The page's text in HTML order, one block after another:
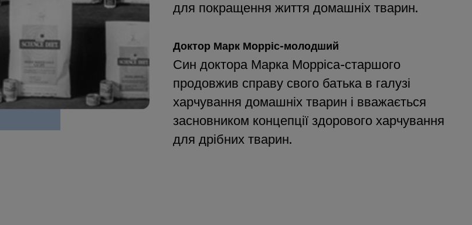
для покращення життя домашніх тварин.
Доктор Марк Морріс-молодший
Син доктора Марка Морріса-старшого
продовжив справу свого батька в галузі
харчування домашніх тварин і вважається
засновником концепції здорового харчування
для дрібних тварин.